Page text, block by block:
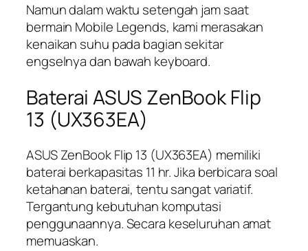
Namun dalam waktu setengah jam saat
bermain Mobile Legends, kami merasakan
kenaikan suhu pada bagian sekitar
engselnya dan bawah keyboard.
Baterai ASUS ZenBook Flip
13 (UX363EA)
ASUS ZenBook Flip 13 (UX363EA) memiliki
baterai berkapasitas 11 hr. Jika berbicara soal
ketahanan baterai, tentu sangat variatif.
Tergantung kebutuhan komputasi
penggunaannya. Secara keseluruhan amat
memuaskan.